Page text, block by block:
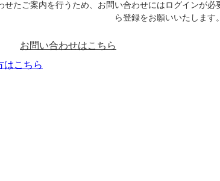
せたご案内を行うため、お問い合わせにはログインが
ら登録をお願いいたします。
お問い合わせはこちら
はこちら